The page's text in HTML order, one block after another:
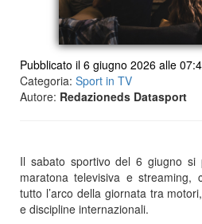
Pubblicato il 6 giugno 2026 alle
Categoria: Sport in TV
Autore: Redazioneds Datasport
Il sabato sportivo del 6 giugno si
maratona televisiva e streaming,
tutto l’arco della giornata tra
e discipline internazionali.